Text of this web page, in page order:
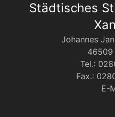
Städtisches
Johannes
46509
Tel.:
Fax.:
E-